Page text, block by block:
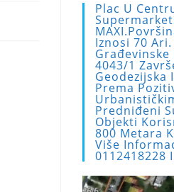
Plac U
Iznosi 70 Ari.
Građevinske
4043/1
Geodezijska
Prema
Predniđeni
Objekti
800 Metara
Više
0112418228